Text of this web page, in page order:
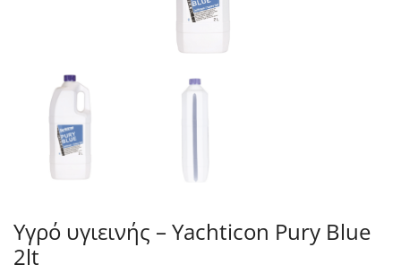
Υγρό υγιεινής – Yachticon Pury Blue
2lt